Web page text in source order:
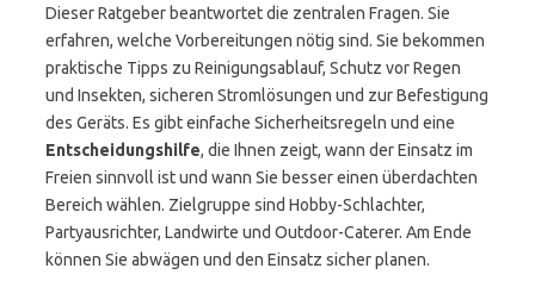
Dieser Ratgeber beantwortet die zentralen Fragen. Sie
erfahren, welche Vorbereitungen nötig sind. Sie bekommen
praktische Tipps zu Reinigungsablauf, Schutz vor Regen
und Insekten, sicheren Stromlösungen und zur Befestigung
des Geräts. Es gibt einfache Sicherheitsregeln und eine
Entscheidungshilfe, die Ihnen zeigt, wann der Einsatz im
Freien sinnvoll ist und wann Sie besser einen überdachten
Bereich wählen. Zielgruppe sind Hobby-Schlachter,
Partyausrichter, Landwirte und Outdoor-Caterer. Am Ende
können Sie abwägen und den Einsatz sicher planen.